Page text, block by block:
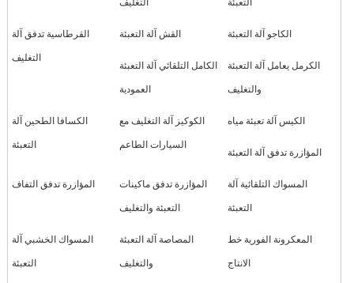
التغليف التعبئة
القرطاسية تدفق آلة
التغليف
القش آلة التعبئة الكاجو آلة التعبئة
الكامل التلقائي آلة التعبئة
العمودية
الكرمل يعامل آلة التعبئة
والتغليف
الكسافا الطحين آلة
التعبئة
الكوكيز آلة التغليف مع
السيارات الطاعم
الكيس آلة تعبئة مياه
المؤازرة تدفق آلة التعبئة
المؤازرة تدفق التفاف المؤازرة تدفق ماكينات
التعبئة والتغليف
المسواك التلقائية آلة
التعبئة
المسواك الخشبي آلة
التعبئة
المصاصة آلة التعبئة
والتغليف
المعكرونة الفورية خط
الانتاج